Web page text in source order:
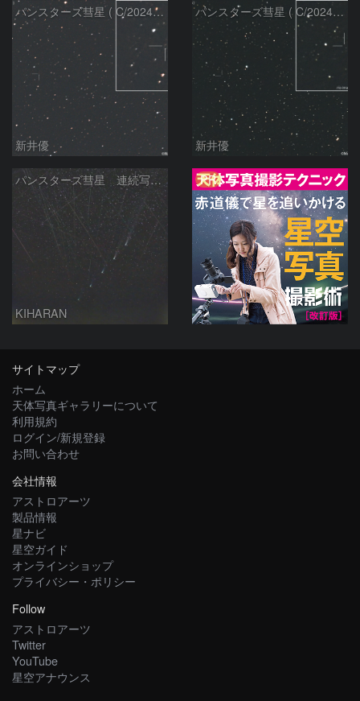
パンスターズ彗星 ( C/2024R4 )：2026/06/28
新井優
パンスターズ彗星 ( C/2024G4 )の予報位置：2026/06/23
新井優
パンスターズ彗星 連続写真 再処理
KIHARAN
PR
サイトマップ
ホーム
天体写真ギャラリーについて
利用規約
ログイン/新規登録
お問い合わせ
会社情報
アストロアーツ
製品情報
星ナビ
星空ガイド
オンラインショップ
プライバシー・ポリシー
Follow
アストロアーツ
Twitter
YouTube
星空アナウンス